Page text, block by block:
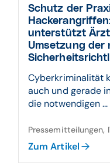
Schutz der
unterstützt
Umsetzung der
Cyberkriminalität
auch und gerade
die notwendigen ...
Zum Artikel